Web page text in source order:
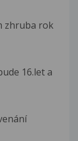
zhruba rok
16.let a